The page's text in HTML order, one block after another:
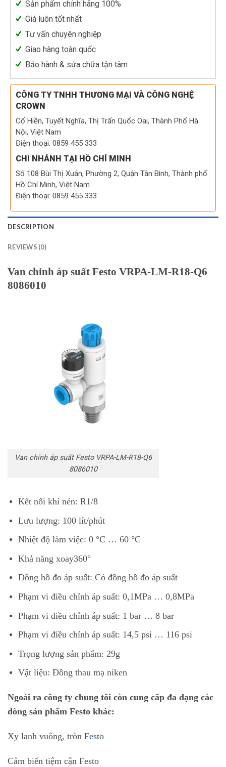
Sản phẩm chính hãng 100%
Giá luôn tốt nhất
Tư vấn chuyên nghiệp
Giao hàng toàn quốc
Bảo hành & sửa chữa tận tâm
CÔNG TY TNHH THƯƠNG MẠI VÀ CÔNG NGHỆ
CROWN
Cổ Hiền, Tuyết Nghĩa, Thị Trấn Quốc Oai, Thành Phố Hà
Nội, Việt Nam
Điện thoại: 0859 455 333
CHI NHÁNH TẠI HỒ CHÍ MINH
Số 108 Bùi Thị Xuân, Phường 2, Quận Tân Bình, Thành phố
Hồ Chí Minh, Việt Nam
Điện thoại: 0859 455 333
DESCRIPTION
REVIEWS (0)
Van chỉnh áp suất Festo VRPA-LM-R18-Q6
8086010
Van chỉnh áp suất Festo VRPA-LM-R18-Q6
8086010
Kết nối khí nén: R1/8
Lưu lượng: 100 lít/phút
Nhiệt độ làm việc: 0 °C … 60 °C
Khả năng xoay360°
Đồng hồ đo áp suất: Có đồng hồ đo áp suất
Phạm vi điều chỉnh áp suất: 0,1MPa … 0,8MPa
Phạm vi điều chỉnh áp suất: 1 bar … 8 bar
Phạm vi điều chỉnh áp suất: 14,5 psi … 116 psi
Trọng lượng sản phẩm: 29g
Vật liệu: Đồng thau mạ niken
Ngoài ra công ty chung tôi còn cung cấp đa dạng các
dòng sản phẩm Festo khác:
Xy lanh vuông, tròn Festo
Cảm biến tiệm cận Festo